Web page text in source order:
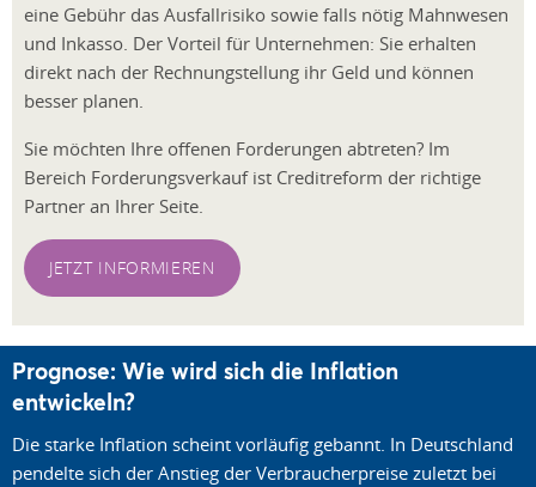
eine Gebühr das Ausfallrisiko sowie falls nötig Mahnwesen
und Inkasso. Der Vorteil für Unternehmen: Sie erhalten
direkt nach der Rechnungstellung ihr Geld und können
besser planen.
Sie möchten Ihre offenen Forderungen abtreten? Im
Bereich Forderungsverkauf ist Creditreform der richtige
Partner an Ihrer Seite.
JETZT INFORMIEREN
Prognose: Wie wird sich die Inflation
entwickeln?
Die starke Inflation scheint vorläufig gebannt. In Deutschland
pendelte sich der Anstieg der Verbraucherpreise zuletzt bei